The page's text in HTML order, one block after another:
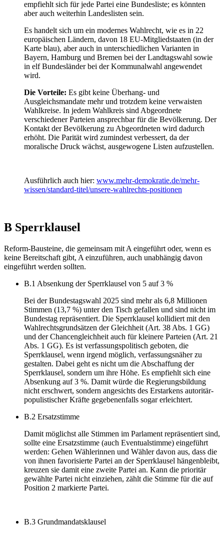
empfiehlt sich für jede Partei eine Bundesliste; es könnten
aber auch weiterhin Landeslisten sein.
Es handelt sich um ein modernes Wahlrecht, wie es in 22
europäischen Ländern, davon 18 EU-Mitgliedstaaten (in der
Karte blau), aber auch in unterschiedlichen Varianten in
Bayern, Hamburg und Bremen bei der Landtagswahl sowie
in elf Bundesländer bei der Kommunalwahl angewendet
wird.
Die Vorteile: Es gibt keine Überhang- und
Ausgleichsmandate mehr und trotzdem keine verwaisten
Wahlkreise. In jedem Wahlkreis sind Abgeordnete
verschiedener Parteien ansprechbar für die Bevölkerung. Der
Kontakt der Bevölkerung zu Abgeordneten wird dadurch
erhöht. Die Parität wird zumindest verbessert, da der
moralische Druck wächst, ausgewogene Listen aufzustellen.
Ausführlich auch hier: www.mehr-demokratie.de/mehr-
wissen/standard-titel/unsere-wahlrechts-positionen
B Sperrklausel
Reform-Bausteine, die gemeinsam mit A eingeführt oder, wenn es
keine Bereitschaft gibt, A einzuführen, auch unabhängig davon
eingeführt werden sollten.
B.1 Absenkung der Sperrklausel von 5 auf 3 %
Bei der Bundestagswahl 2025 sind mehr als 6,8 Millionen
Stimmen (13,7 %) unter den Tisch gefallen und sind nicht im
Bundestag repräsentiert. Die Sperrklausel kollidiert mit den
Wahlrechtsgrundsätzen der Gleichheit (Art. 38 Abs. 1 GG)
und der Chancengleichheit auch für kleinere Parteien (Art. 21
Abs. 1 GG). Es ist verfassungspolitisch geboten, die
Sperrklausel, wenn irgend möglich, verfassungsnäher zu
gestalten. Dabei geht es nicht um die Abschaffung der
Sperrklausel, sondern um ihre Höhe. Es empfiehlt sich eine
Absenkung auf 3 %. Damit würde die Regierungsbildung
nicht erschwert, sondern angesichts des Erstarkens autoritär-
populistischer Kräfte gegebenenfalls sogar erleichtert.
B.2 Ersatzstimme
Damit möglichst alle Stimmen im Parlament repräsentiert sind,
sollte eine Ersatzstimme (auch Eventualstimme) eingeführt
werden: Gehen Wählerinnen und Wähler davon aus, dass die
von ihnen favorisierte Partei an der Sperrklausel hängenbleibt,
kreuzen sie damit eine zweite Partei an. Kann die prioritär
gewählte Partei nicht einziehen, zählt die Stimme für die auf
Position 2 markierte Partei.
B.3 Grundmandatsklausel